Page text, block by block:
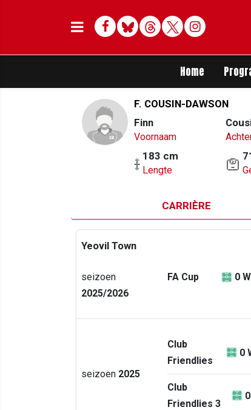
Facebook
BlueskyThreadsTwitterDelen op
Home
F. COUSIN-DAWSON
Finn
Voornaam
183 cm
Lengte
CARRIÈRE
Yeovil Town
seizoen
2025/2026
FA Cup 0
seizoen 2025
Club
Friendlies
0
Club
Friendlies 3
0